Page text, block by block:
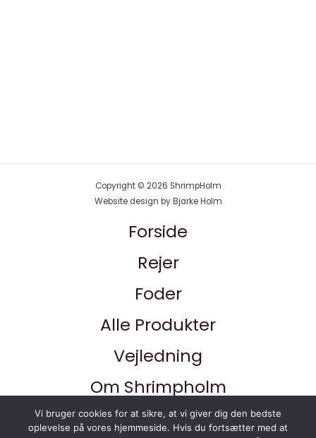
Copyright © 2026 ShrimpHolm
Website design by Bjarke Holm
Forside
Rejer
Foder
Alle Produkter
Vejledning
Om Shrimpholm
Kontakt
Vi bruger cookies for at sikre, at vi giver dig den bedste
oplevelse på vores hjemmeside. Hvis du fortsætter med at